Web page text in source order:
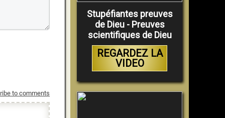
to comments
Stupéfiantes preuves
de Dieu - Preuves
scientifiques de Dieu
REGARDEZ LA
VIDEO